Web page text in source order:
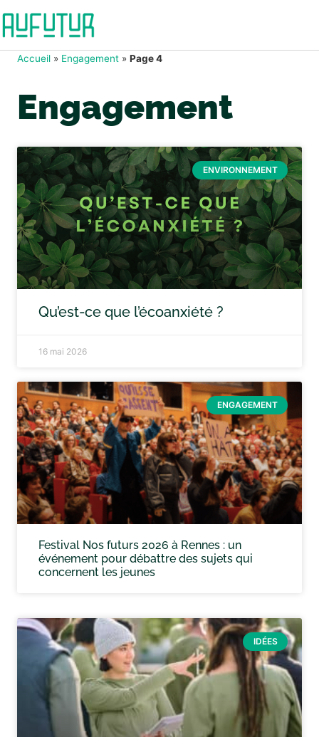
Accueil » Engagement » Page 4
Engagement
ENVIRONNEMENT
Qu’est-ce que l’écoanxiété ?
16 mai 2026
ENGAGEMENT
Festival Nos futurs 2026 à Rennes : un
événement pour débattre des sujets qui
concernent les jeunes
IDÉES